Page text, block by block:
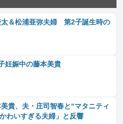
太＆松浦亜弥夫婦 第2子誕生時の
妊娠中の藤本美貴
美貴、夫・庄司智春と“マタニティ
わいすぎる夫婦」と反響